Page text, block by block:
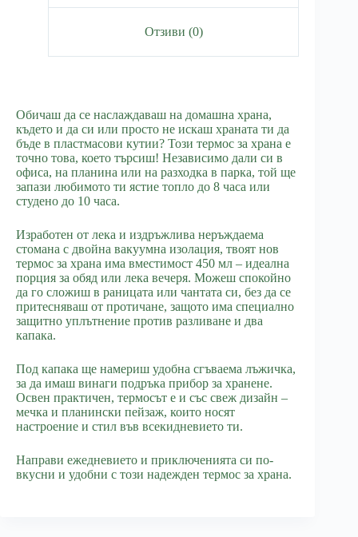
Отзиви (0)
Обичаш да се наслаждаваш на домашна храна,
където и да си или просто не искаш храната ти да
бъде в пластмасови кутии? Този термос за храна е
точно това, което търсиш! Независимо дали си в
офиса, на планина или на разходка в парка, той ще
запази любимото ти ястие топло до 8 часа или
студено до 10 часа.
Изработен от лека и издръжлива неръждаема
стомана с двойна вакуумна изолация, твоят нов
термос за храна има вместимост 450 мл – идеална
порция за обяд или лека вечеря. Можеш спокойно
да го сложиш в раницата или чантата си, без да се
притесняваш от протичане, защото има специално
защитно уплътнение против разливане и два
капака.
Под капака ще намериш удобна сгъваема лъжичка,
за да имаш винаги подръка прибор за хранене.
Освен практичен, термосът е и със свеж дизайн –
мечка и планински пейзаж, които носят
настроение и стил във всекидневието ти.
Направи ежедневието и приключенията си по-
вкусни и удобни с този надежден термос за храна.